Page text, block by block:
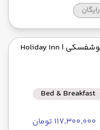
| Holiday Inn
Bed & Breakfast
۱۱۷٬۳۰۰٬۰۰۰ تومان